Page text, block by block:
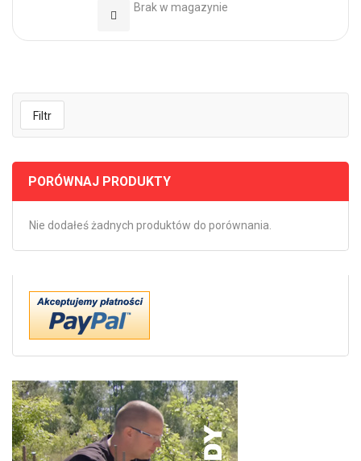
Brak w magazynie
Dodaj do Ulubionych
Filtr
PORÓWNAJ PRODUKTY
Nie dodałeś żadnych produktów do porównania.